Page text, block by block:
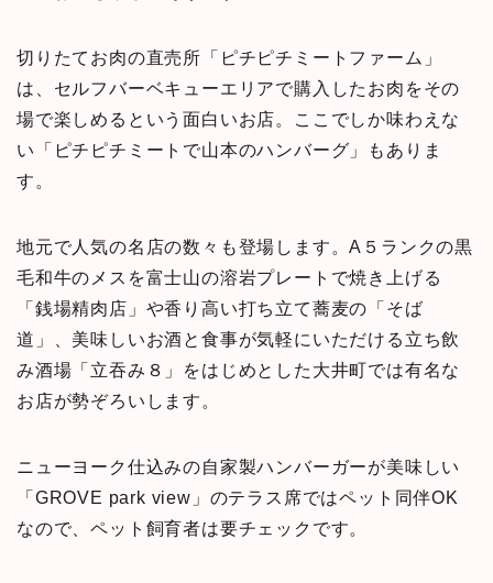
切りたてお肉の直売所 「ピチピチミートファーム」
は
、セルフバーベキューエリアで購入したお肉をその
場で楽しめるという面白いお店。ここでしか味わえな
い「ピチピチミートで山本のハンバーグ」もありま
す。
地元で人気の名店の数々も登場します。A５ランクの黒
毛和牛のメスを富士山の溶岩プレートで焼き上げる
「銭場精肉店」や香り高い打ち立て蕎麦の「そば
道」、美味しいお酒と食事が気軽にいただける立ち飲
み酒場「立吞み８」をはじめとした大井町では有名な
お店が勢ぞろいします。
ニューヨーク仕込みの自家製ハンバーガーが美味しい
「GROVE park view」のテラス席ではペット同伴OK
なので、ペット飼育者は要チェックです。